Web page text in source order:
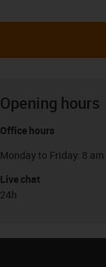
Opening hours
Office hours
Monday to Friday: 8 am
Live chat
24h